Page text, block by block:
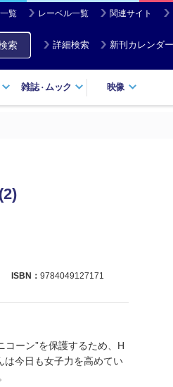
覧 レーベル一覧 関連サイト
索 詳細検索 新刊カレンダー
雑誌・ ムック 映像
ISBN： 9784049127171
ーン”を保護するため、H
は今日も女子力を高めてい